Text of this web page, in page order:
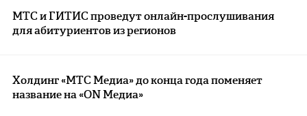
МТС и ГИТИС проведут онлайн-прослушивания
для абитуриентов из регионов
Холдинг «МТС Медиа» до конца года поменяет
название на «ON Медиа»